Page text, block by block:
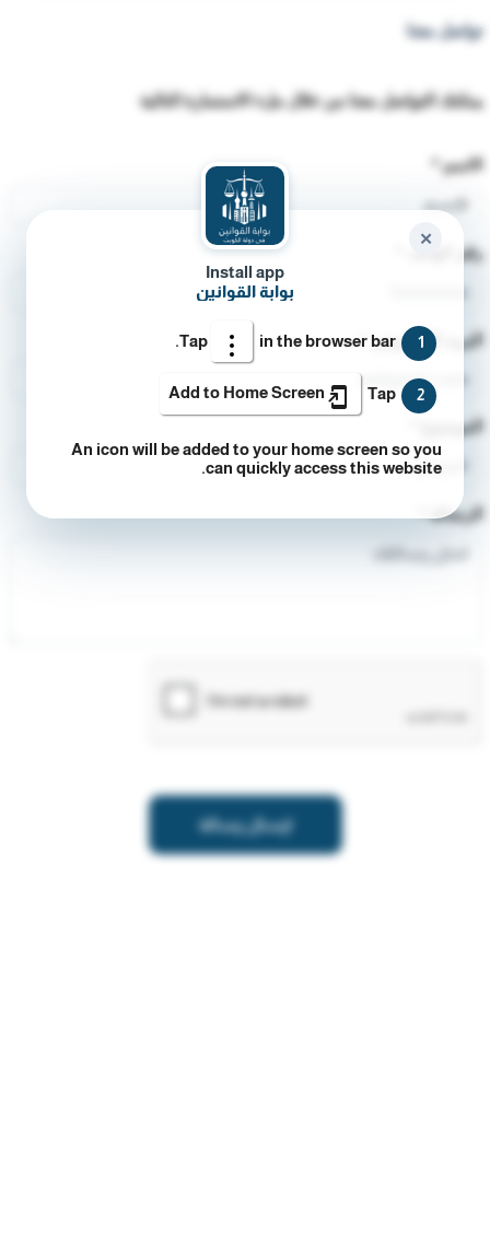
تواصل معنا
يمكنك التواصل معنا من خلال ملء الاستمارة التالية
الاسم*
رقم الهاتف
البريد الإلكتروني *
الموضوع
الرسالة
ارسال رسالة
Install app
بوابة القوانين
1
Tap in the browser bar.
2
Tap
Add to Home Screen
An icon will be added to your home screen so you
can quickly access this website.
✕